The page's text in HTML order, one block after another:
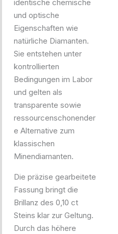
identische chemische
und optische
Eigenschaften wie
natürliche Diamanten.
Sie entstehen unter
kontrollierten
Bedingungen im Labor
und gelten als
transparente sowie
ressourcenschonender
e Alternative zum
klassischen
Minendiamanten.
Die präzise gearbeitete
Fassung bringt die
Brillanz des 0,10 ct
Steins klar zur Geltung.
Durch das höhere